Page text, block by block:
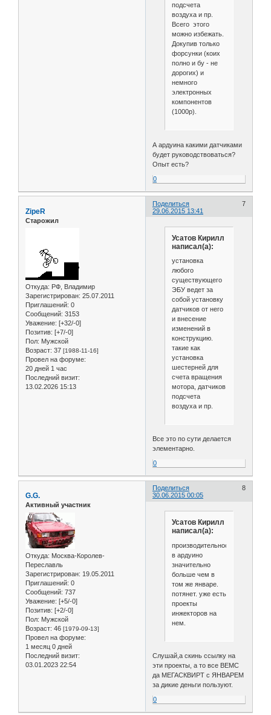
подсчета
воздуха и пр.
Всего этого
можно избежать.
Докупив только
форсунки (коих
полно и бу - не
дорогих) и
немного
электронных
компонентов
(1000р).
А ардуина какими датчиками
будет руководствоваться?
Опыт есть?
0
Поделиться
7
29.06.2015 13:41
ZipeR
Старожил
Откуда: РФ, Владимир
Зарегистрирован: 25.07.2011
Приглашений: 0
Сообщений: 3153
Уважение: [+32/-0]
Позитив: [+7/-0]
Пол: Мужской
Возраст: 37 [1988-11-16]
Провел на форуме:
20 дней 1 час
Последний визит:
13.02.2026 15:13
Усатов Кирилл
написал(а):
установка
любого
существующего
ЭБУ ведет за
собой установку
датчиков от него
и внесение
изменений в
конструкцию.
такие как
установка
шестерней для
счета вращения
мотора, датчиков
подсчета
воздуха и пр.
Все это по сути делается
элементарно.
0
Поделиться
8
30.06.2015 00:05
G.G.
Активный участник
Откуда: Москва-Королев-
Переславль
Зарегистрирован: 19.05.2011
Приглашений: 0
Сообщений: 737
Уважение: [+5/-0]
Позитив: [+2/-0]
Пол: Мужской
Возраст: 46 [1979-09-13]
Провел на форуме:
1 месяц 0 дней
Последний визит:
03.01.2023 22:54
Усатов Кирилл
написал(а):
производительности
в ардуино
значительно
больше чем в
том же январе.
потянет. уже есть
проекты
инжекторов на
нем.
Слушай,а скинь ссылку на
эти проекты, а то все ВЕМС
да МЕГАСКВИРТ с ЯНВАРЕМ
за дикие деньги пользуют.
0